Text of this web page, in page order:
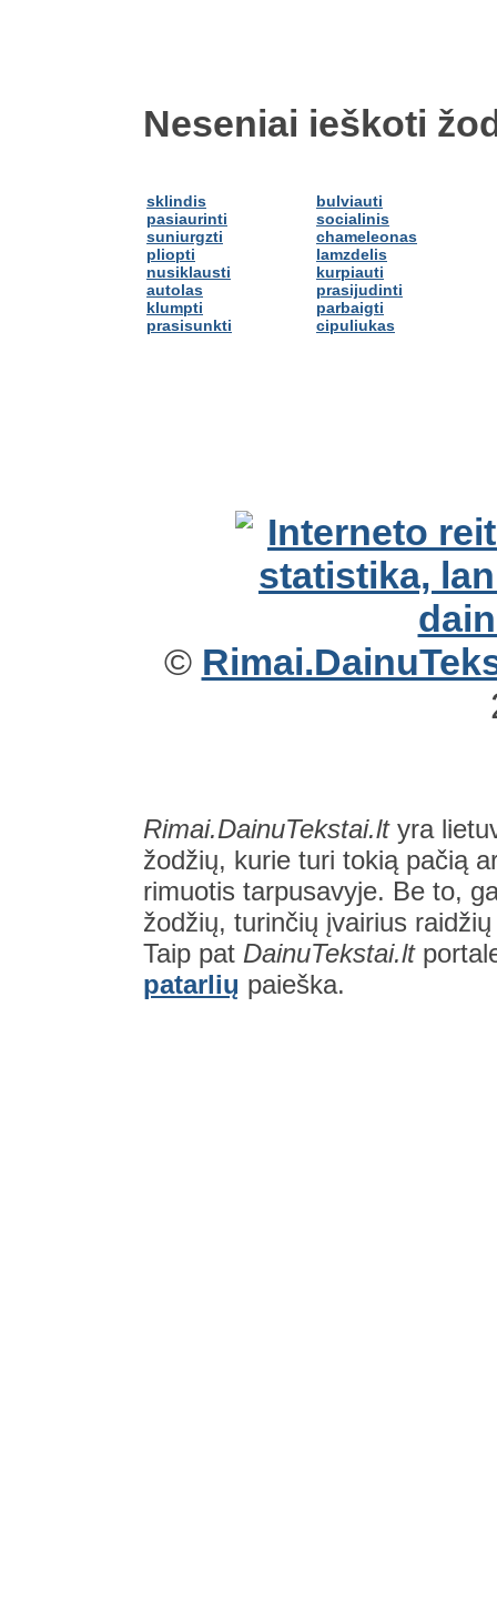
Neseniai ieškoti
sklindis
pasiaurinti
suniurgzti
pliopti
nusiklausti
autolas
klumpti
prasisunkti
bulviauti
socialinis
chameleonas
lamzdelis
kurpiauti
prasijudinti
parbaigti
cipuliukas
©
Rimai.DainuTekstai.ltyra
žodžių, kurie turi tokią pačią
rimuotis tarpusavyje. Be to,
žodžių, turinčių įvairius
Taip pat DainuTekstai.lt
patarlių paieška.